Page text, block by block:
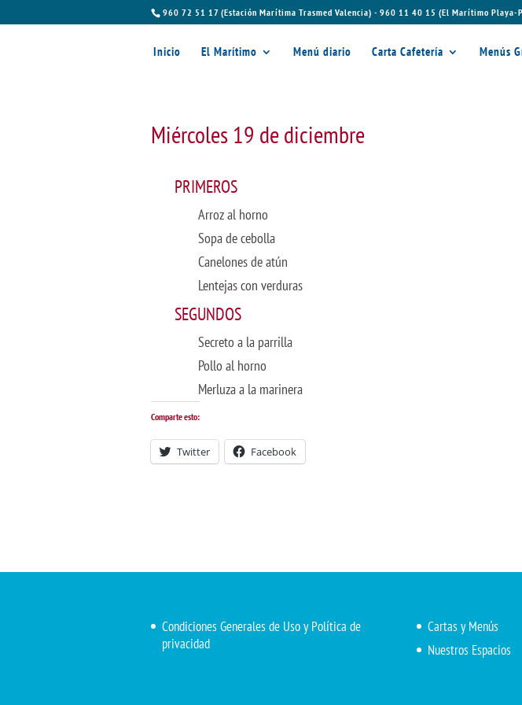
960 72 51 17 (Estación Marítima Trasmed Valencia) - 960 11 40 15 (El Marítimo Playa-
Inicio El Marítimo Menú diario Carta Cafetería Menús
Miércoles 19 de diciembre
PRIMEROS
Arroz al horno
Sopa de cebolla
Canelones de atún
Lentejas con verduras
SEGUNDOS
Secreto a la parrilla
Pollo al horno
Merluza a la marinera
Comparte esto:
Twitter Facebook
Condiciones Generales de Uso y Política de
privacidad
Cartas y Menús
Nuestros Espacios